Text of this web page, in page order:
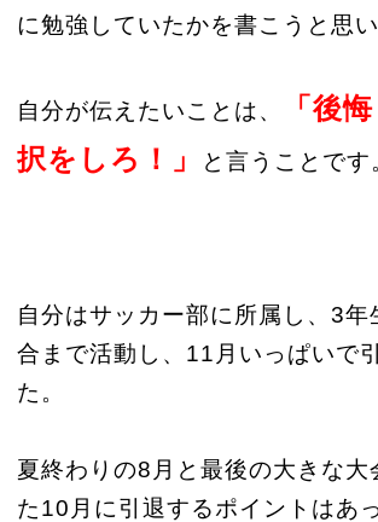
に勉強していたかを書こうと思い
自分が伝えたいことは、
「後
択をしろ！」
と言うことです
自分はサッカー部に所属し、3年
合まで活動し、11月いっぱいで
た。
夏終わりの8月と最後の大きな大
た10月に引退するポイントはあ